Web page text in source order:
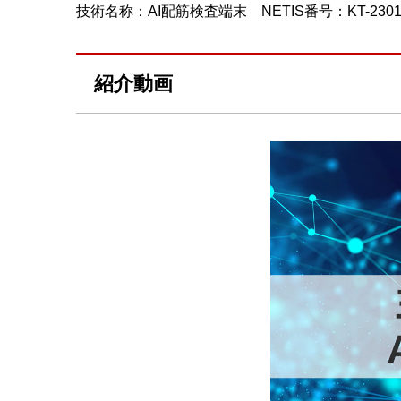
技術名称：AI配筋検査端末 NETIS番号：KT-
紹介動画